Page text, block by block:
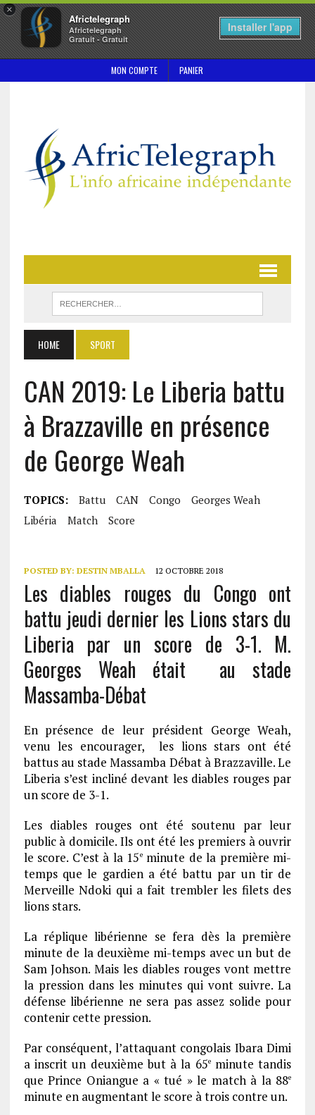
×
Africtelegraph
Africtelegraph
Gratuit - Gratuit
Installer l'app
MON COMPTE PANIER
HOME SPORT
CAN 2019: Le Liberia battu
à Brazzaville en présence
de George Weah
TOPICS: Battu CAN Congo
Georges Weah
Libéria
Match Score
POSTED BY: DESTIN MBALLA 12 OCTOBRE 2018
Les diables rouges du Congo ont
battu jeudi dernier les Lions stars du
Liberia par un score de 3-1. M.
Georges Weah était au stade
Massamba-Débat
En présence de leur président George Weah,
venu les encourager, les lions stars ont été
battus au stade Massamba Débat à Brazzaville. Le
Liberia s’est incliné devant les diables rouges par
un score de 3-1.
Les diables rouges ont été soutenu par leur
public à domicile. Ils ont été les premiers à ouvrir
le score. C’est à la 15eminute de la première mi-
temps que le gardien a été battu par un tir de
Merveille Ndoki qui a fait trembler les filets des
lions stars.
La réplique libérienne se fera dès la première
minute de la deuxième mi-temps avec un but de
Sam Johson. Mais les diables rouges vont mettre
la pression dans les minutes qui vont suivre. La
défense libérienne ne sera pas assez solide pour
contenir cette pression.
Par conséquent, l’attaquant congolais Ibara Dimi
a inscrit un deuxième but à la 65eminute tandis
que Prince Oniangue a « tué » le match à la 88e
minute en augmentant le score à trois contre un.